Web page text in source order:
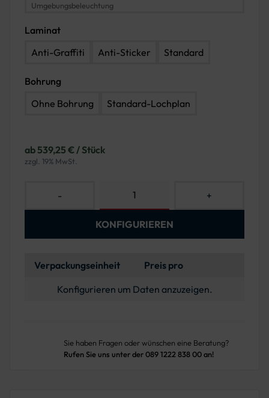
Umgebungsbeleuchtung
Laminat
Anti-Graffiti
Anti-Sticker Standard
Bohrung
Ohne Bohrung
Standard-Lochplan
ab 539,25 € / Stück
zzgl. 19% MwSt.
- +
KONFIGURIEREN
Verpackungseinheit
Preis pro
Konfigurieren um Daten anzuzeigen.
Sie haben Fragen oder wünschen eine Beratung?
Rufen Sie uns unter der 089 1222 838 00 an!